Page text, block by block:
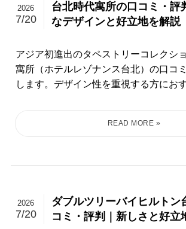
台北時代寓所の口コミ・評
なデザインと好立地を解説
2026
7/20
アジア初進出のタペストリーコレクシ
寓所（ホテルレゾナンス台北）の口コ
します。デザイン性を重視する方にお
ダブルツリーバイヒルトン
コミ・評判｜新しさと好立
2026
7/20